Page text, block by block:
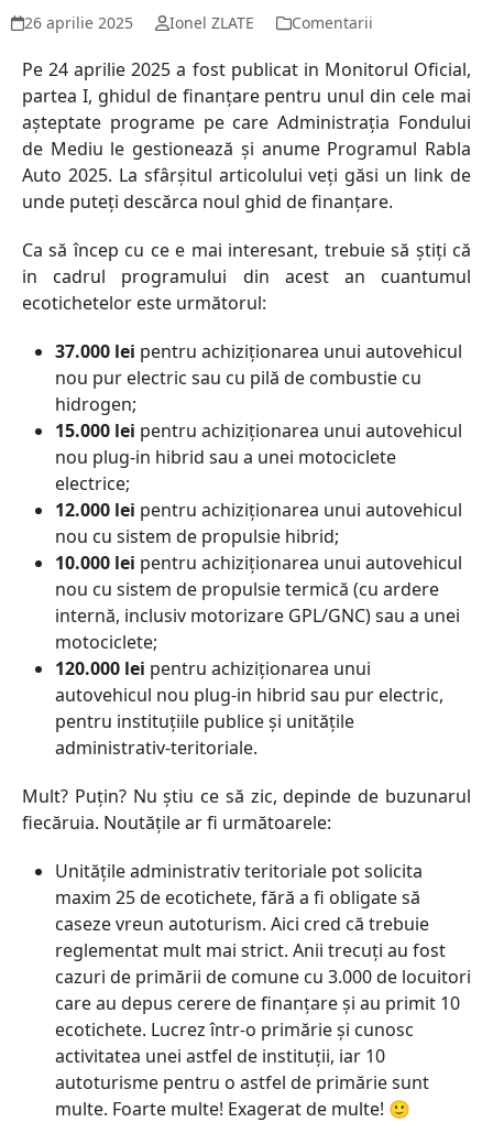
26 aprilie 2025
Ionel ZLATE Comentarii
Pe 24 aprilie 2025 a fost publicat in Monitorul Oficial,
partea I, ghidul de finanțare pentru unul din cele mai
așteptate programe pe care Administrația Fondului
de Mediu le gestionează și anume Programul Rabla
Auto 2025. La sfârșitul articolului veți găsi un link de
unde puteți descărca noul ghid de finanțare.
Ca să încep cu ce e mai interesant, trebuie să știți că
in cadrul programului din acest an cuantumul
ecotichetelor este următorul:
37.000 lei pentru achiziţionarea unui autovehicul
nou pur electric sau cu pilă de combustie cu
hidrogen;
15.000 lei pentru achiziţionarea unui autovehicul
nou plug-in hibrid sau a unei motociclete
electrice;
12.000 lei pentru achiziţionarea unui autovehicul
nou cu sistem de propulsie hibrid;
10.000 lei pentru achiziționarea unui autovehicul
nou cu sistem de propulsie termică (cu ardere
internă, inclusiv motorizare GPL/GNC) sau a unei
motociclete;
120.000 lei pentru achiziţionarea unui
autovehicul nou plug-in hibrid sau pur electric,
pentru instituţiile publice şi unităţile
administrativ-teritoriale.
Mult? Puțin? Nu știu ce să zic, depinde de buzunarul
fiecăruia. Noutățile ar fi următoarele:
Unitățile administrativ teritoriale pot solicita
maxim 25 de ecotichete, fără a fi obligate să
caseze vreun autoturism. Aici cred că trebuie
reglementat mult mai strict. Anii trecuți au fost
cazuri de primării de comune cu 3.000 de locuitori
care au depus cerere de finanțare și au primit 10
ecotichete. Lucrez într-o primărie și cunosc
activitatea unei astfel de instituții, iar 10
autoturisme pentru o astfel de primărie sunt
multe. Foarte multe! Exagerat de multe! 🙂